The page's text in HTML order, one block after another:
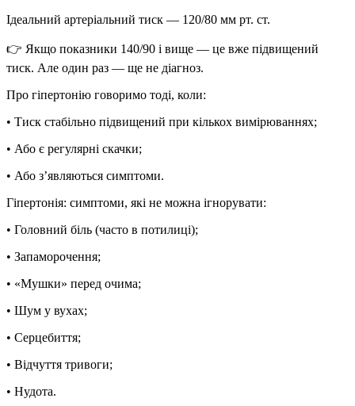
Ідеальний артеріальний тиск — 120/80 мм рт. ст.
👉 Якщо показники 140/90 і вище — це вже підвищений
тиск. Але один раз — ще не діагноз.
Про гіпертонію говоримо тоді, коли:
• Тиск стабільно підвищений при кількох вимірюваннях;
• Або є регулярні скачки;
• Або з’являються симптоми.
Гіпертонія: симптоми, які не можна ігнорувати:
• Головний біль (часто в потилиці);
• Запаморочення;
• «Мушки» перед очима;
• Шум у вухах;
• Серцебиття;
• Відчуття тривоги;
• Нудота.